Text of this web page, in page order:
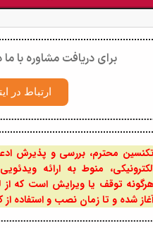
برای دریافت مشاوره با ما
ارتباط در
تکنسین محترم، بررسی و پذیرش
منوط به ارائه
هرگونه توقف یا ویرایش است که از
شده و تا زمان نصب و استفاده از